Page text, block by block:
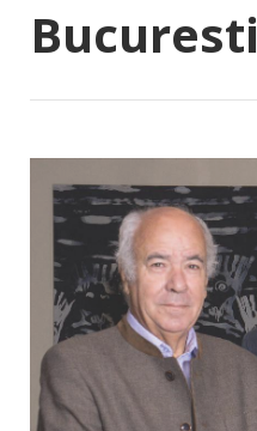
Bucuresti